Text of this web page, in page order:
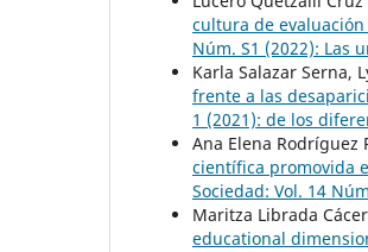
cultura de
Núm. S1 (2022): Las
Karla Salazar Serna,
frente a las
1 (2021): de los
Ana Elena Rodríguez
científica promovida
Sociedad: Vol. 14
Maritza Librada
educational